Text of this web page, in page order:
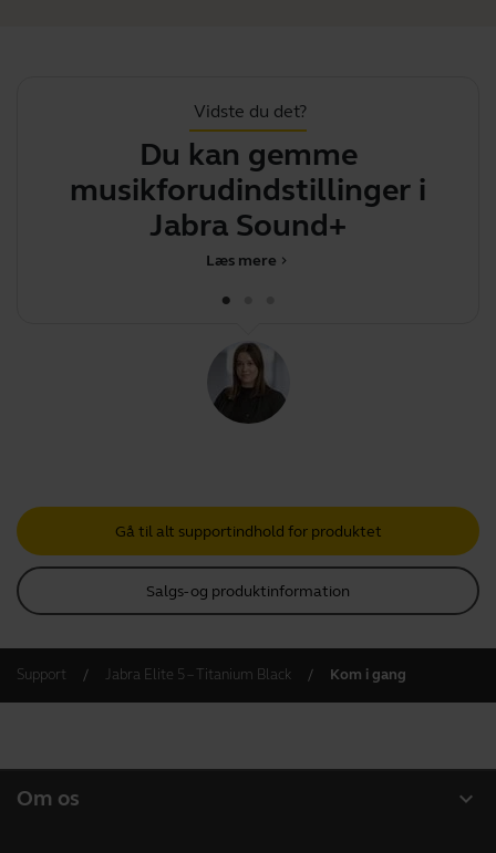
Vidste du det?
Du kan gemme
musikforudindstillinger i
Jabra Sound+
chevron_right
Læs mere
Gå til alt supportindhold for produktet
Salgs- og produktinformation
Support Jabra Elite 5 – Titanium Black Kom i gang
expand_more
Om os